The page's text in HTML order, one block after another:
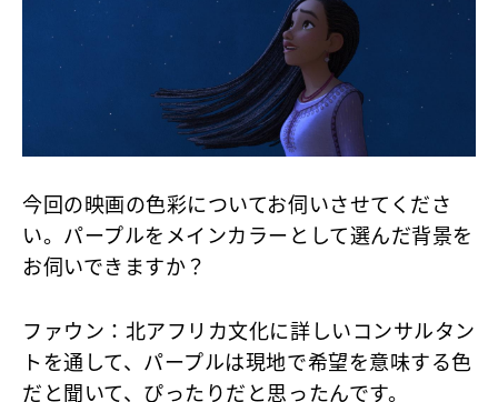
今回の映画の色彩についてお伺いさせてくださ
い。パープルをメインカラーとして選んだ背景を
お伺いできますか？
ファウン ：北アフリカ文化に詳しいコンサルタン
トを通して、パープルは現地で希望を意味する色
だと聞いて、ぴったりだと思ったんです。